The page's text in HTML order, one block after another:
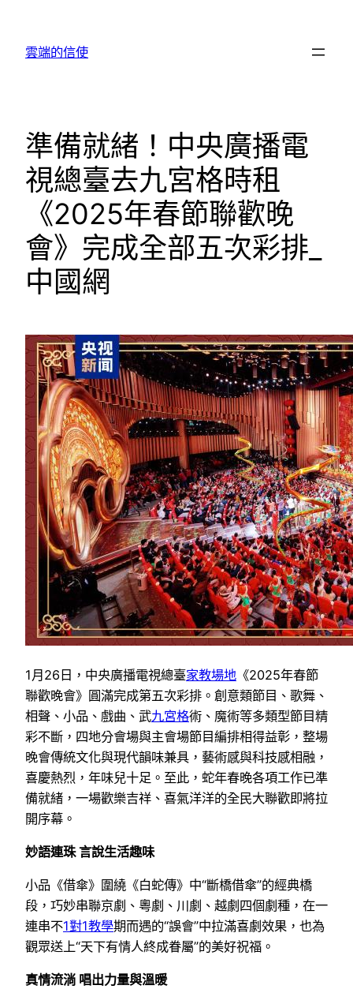
雲端的信使
準備就緒！中央廣播電
視總臺去九宮格時租
《2025年春節聯歡晚
會》完成全部五次彩排_
中國網
1月26日，中央廣播電視總臺家教場地 《2025年春節
聯歡晚會》圓滿完成第五次彩排。創意類節目、歌舞、
相聲、小品、戲曲、武九宮格術、魔術等多類型節目精
彩不斷，四地分會場與主會場節目編排相得益彰，整場
晚會傳統文化與現代韻味兼具，藝術感與科技感相融，
喜慶熱烈，年味兒十足。至此，蛇年春晚各項工作已準
備就緒，一場歡樂吉祥、喜氣洋洋的全民大聯歡即將拉
開序幕。
妙語連珠 言說生活趣味
小品《借傘》圍繞《白蛇傳》中“斷橋借傘”的經典橋
段，巧妙串聯京劇、粵劇、川劇、越劇四個劇種，在一
連串不1對1教學期而遇的“誤會”中拉滿喜劇效果，也為
觀眾送上“天下有情人終成眷屬”的美好祝福。
真情流淌 唱出力量與溫暖